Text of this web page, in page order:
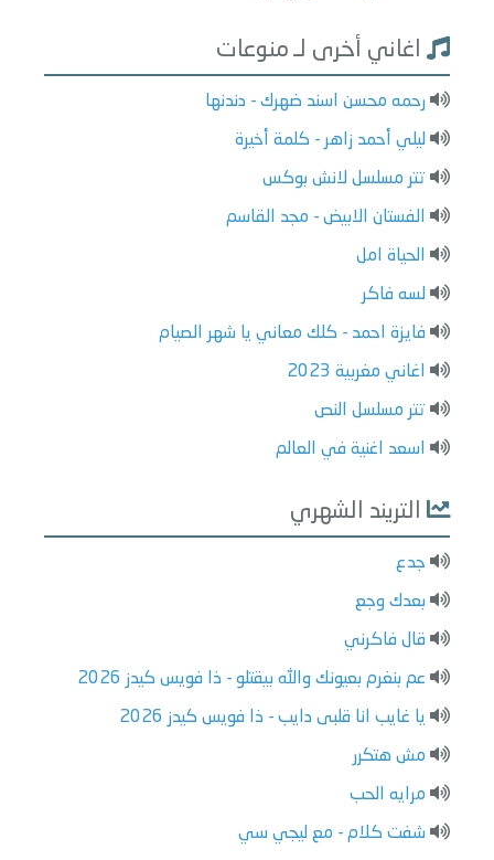
اغاني أخرى لـ منوعات
رحمه محسن اسند ضهرك - دندنها
ليلي أحمد زاهر - كلمة أخيرة
تتر مسلسل لانش بوكس
الفستان الابيض - مجد القاسم
الحياة امل
لسه فاكر
فايزة احمد - كلك معاني يا شهر الصيام
اغاني مغربية 2023
تتر مسلسل النص
اسعد اغنية في العالم
التريند الشهري
جدع
بعدك وجع
قال فاكرني
عم بنغرم بعيونك والله بيقتلو - ذا فويس كيدز 2026
يا غايب انا قلبى دايب - ذا فويس كيدز 2026
مش هتكرر
مرايه الحب
شفت كلام - مع ليجي سي